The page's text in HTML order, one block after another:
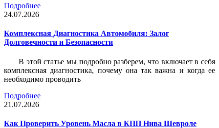
Подробнее
24.07.2026
Комплексная Диагностика Автомобиля: Залог
Долговечности и Безопасности
В этой статье мы подробно разберем, что включает в себя
комплексная диагностика, почему она так важна и когда ее
необходимо проводить
Подробнее
21.07.2026
Как Проверить Уровень Масла в КПП Нива Шевроле